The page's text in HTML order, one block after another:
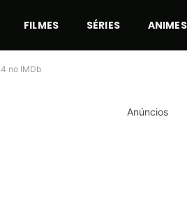
FILMES SÉRIES ANIMES
no IMDb
Anúncios